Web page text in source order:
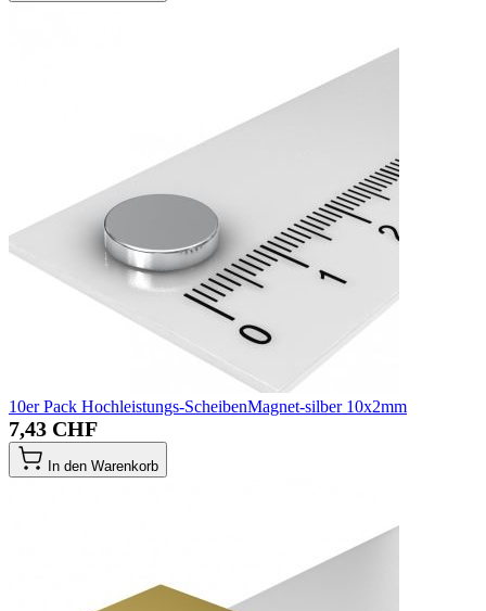
10er Pack Hochleistungs-ScheibenMagnet-silber 10x2mm
7,43 CHF
In den Warenkorb